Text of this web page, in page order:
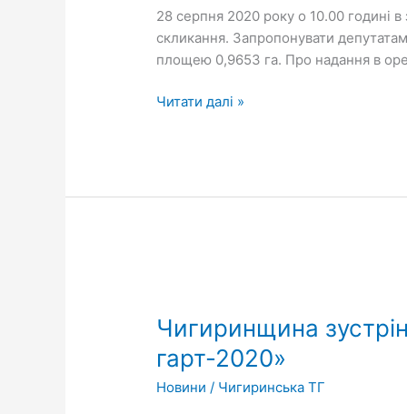
28 серпня 2020 року о 10.00 годині в
скликання. Запропонувати
площею 0,9653 га. Про надання в
ради
VII
скликання
Читати далі »
Чигиринщина
гарт-2020»
Новини / Чигиринська ТГ
Всеукраїнський
ультрапробіг
єдності
«Сталевий